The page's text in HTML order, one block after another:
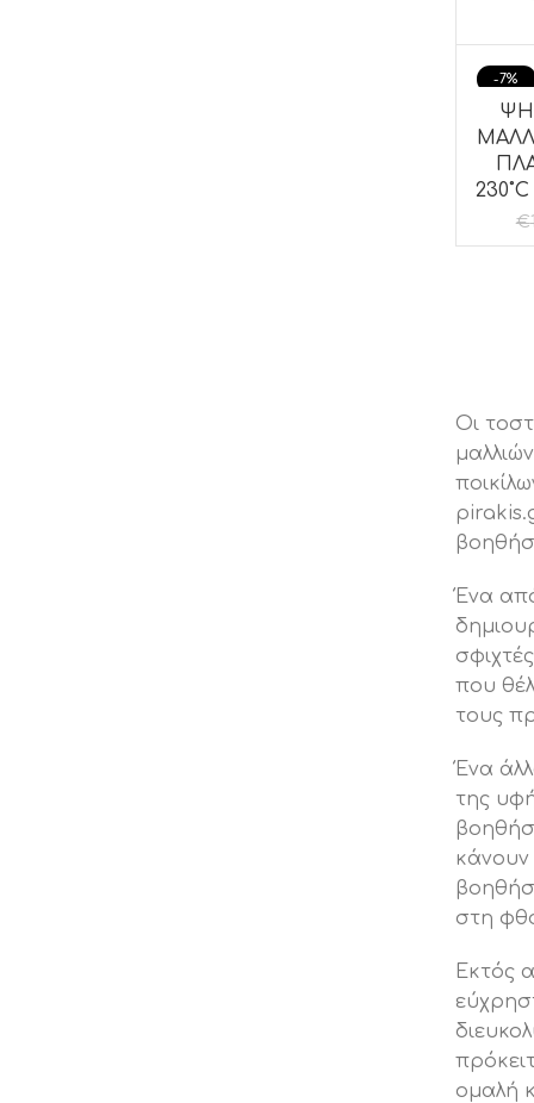
-7%
€
Οι
Ένα
που
τους
Ένα
της
κάνουν
στη
Εκτός
ομαλή